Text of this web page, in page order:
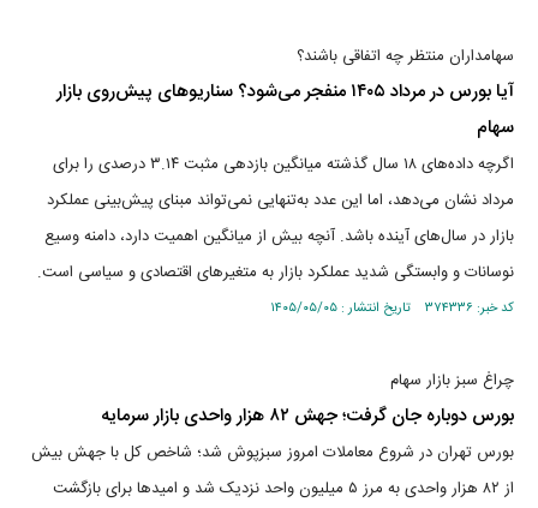
سهامداران منتظر چه اتفاقی باشند؟
آیا بورس در مرداد ۱۴۰۵ منفجر می‌شود؟ سناریو‌های پیش‌روی بازار
سهام
اگرچه داده‌های ۱۸ سال گذشته میانگین بازدهی مثبت ۳.۱۴ درصدی را برای
مرداد نشان می‌دهد، اما این عدد به‌تنهایی نمی‌تواند مبنای پیش‌بینی عملکرد
بازار در سال‌های آینده باشد. آنچه بیش از میانگین اهمیت دارد، دامنه وسیع
نوسانات و وابستگی شدید عملکرد بازار به متغیرهای اقتصادی و سیاسی است.
کد خبر: ۳۷۴۳۳۶ تاریخ انتشار : ۱۴۰۵/۰۵/۰۵
چراغ سبز بازار سهام
بورس دوباره جان گرفت؛ جهش ۸۲ هزار واحدی بازار سرمایه
بورس تهران در شروع معاملات امروز سبزپوش شد؛ شاخص کل با جهش بیش
از ۸۲ هزار واحدی به مرز ۵ میلیون واحد نزدیک شد و امیدها برای بازگشت